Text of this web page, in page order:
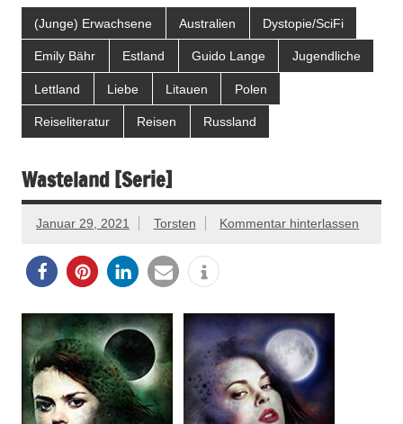
(Junge) Erwachsene Australien Dystopie/SciFi
Emily Bähr Estland Guido Lange Jugendliche
Lettland Liebe Litauen Polen
Reiseliteratur Reisen Russland
Wasteland [Serie]
Januar 29, 2021 Torsten Kommentar hinterlassen